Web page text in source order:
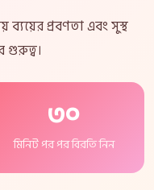
প্রবণতা এবং সুস্থ
গুরুত্ব।
৩০
মিনিট পর পর বিরতি নিন